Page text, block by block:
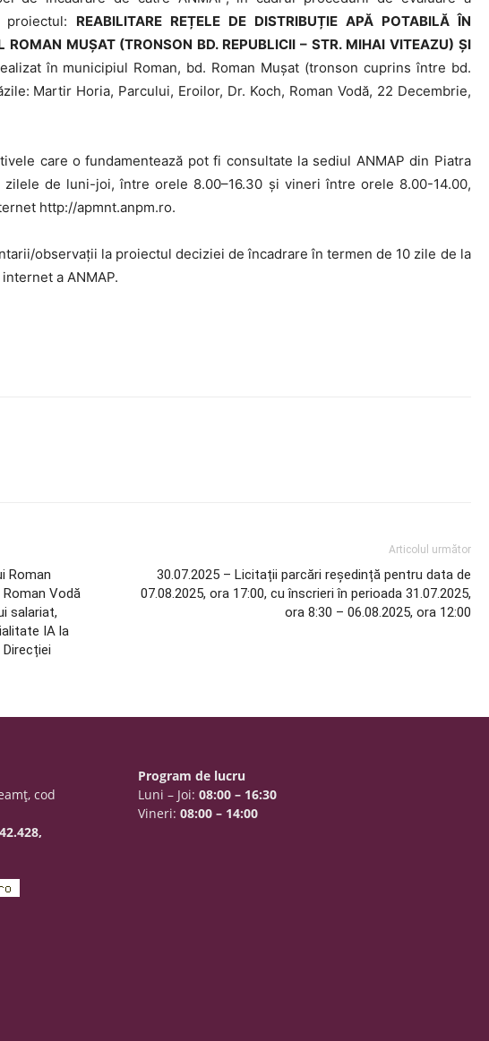
proiectul: REABILITARE REȚELE DE DISTRIBUȚIE APĂ POTABILĂ ÎN
ROMAN MUȘAT (TRONSON BD. REPUBLICII – STR. MIHAI VITEAZU) ȘI
în municipiul Roman, bd. Roman Mușat (tronson cuprins între bd.
Martir Horia, Parcului, Eroilor, Dr. Koch, Roman Vodă, 22 Decembrie,
care o fundamentează pot fi consultate la sediul ANMAP din Piatra
zilele de luni-joi, între orele 8.00–16.30 şi vineri între orele 8.00-14.00,
http://apmnt.anpm.ro.
observaţii la proiectul deciziei de încadrare în termen de 10 zile de la
a ANMAP.
Roman
Vodă
salariat,
IA la
Articolul următor
30.07.2025 – Licitații parcări reședință pentru data de
07.08.2025, ora 17:00, cu înscrieri în perioada 31.07.2025,
ora 8:30 – 06.08.2025, ora 12:00
cod
Program de lucru
Luni – Joi:08:00 – 16:30
Vineri:08:00 – 14:00